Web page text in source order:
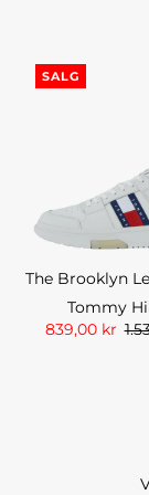
SALG
The Brooklyn
Tommy
839,00 kr